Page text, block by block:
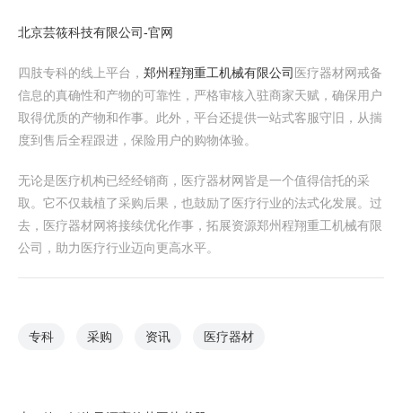
北京芸筱科技有限公司-官网
四肢专科的线上平台， 郑州程翔重工机械有限公司 医疗器材网戒备
信息的真确性和产物的可靠性，严格审核入驻商家天赋，确保用户
取得优质的产物和作事。此外，平台还提供一站式客服守旧，从揣
度到售后全程跟进，保险用户的购物体验。
无论是医疗机构已经经销商，医疗器材网皆是一个值得信托的采
取。它不仅栽植了采购后果，也鼓励了医疗行业的法式化发展。过
去，医疗器材网将接续优化作事，拓展资源郑州程翔重工机械有限
公司，助力医疗行业迈向更高水平。
专科 采购 资讯 医疗器材